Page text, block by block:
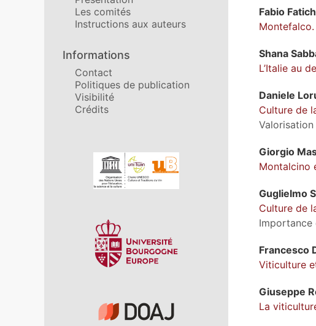
Les comités
Instructions aux auteurs
Informations
Contact
Politiques de publication
Visibilité
Crédits
Affiliations/partenaires
Fabio
Shana
L’Italie au
Daniele
Culture de
Giorgio
Montalcino
Guglielmo
Culture de
Importance
Francesco
Viticulture
Giuseppe
La